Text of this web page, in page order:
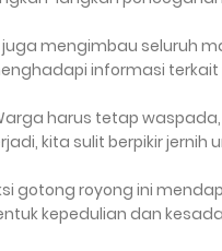
juga mengimbau seluruh
informasi terkait
harus tetap
kita sulit berpikir jernih
gotong royong ini
kepedulian dan